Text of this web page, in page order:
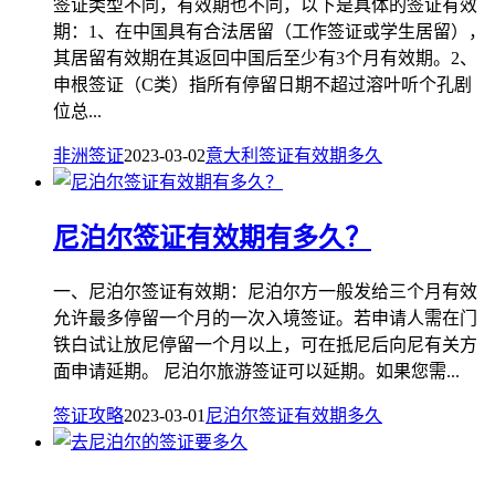
签证类型不同，有效期也不同，以下是具体的签证有效
期：1、在中国具有合法居留（工作签证或学生居留），
其居留有效期在其返回中国后至少有3个月有效期。2、
申根签证（C类）指所有停留日期不超过溶叶听个孔剧
位总...
非洲签证2023-03-02意大利 签证有效期多久
尼泊尔签证有效期有多久？
一、尼泊尔签证有效期：尼泊尔方一般发给三个月有效
允许最多停留一个月的一次入境签证。若申请人需在门
铁白试让放尼停留一个月以上，可在抵尼后向尼有关方
面申请延期。 尼泊尔旅游签证可以延期。如果您需...
签证攻略2023-03-01 尼泊尔签证有效期多久